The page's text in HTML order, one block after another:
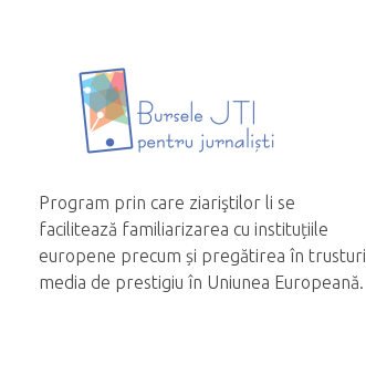
Program prin care ziariştilor li se
facilitează familiarizarea cu instituțiile
europene precum și pregătirea în trusturi
media de prestigiu în Uniunea Europeană.